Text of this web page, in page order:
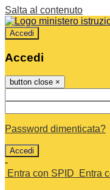
Salta al contenuto
Accedi
Accedi
button close ×
Password dimenticata?
-
Entra con SPID
Entra